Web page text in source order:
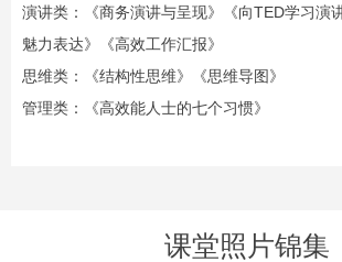
演讲类：《商务演讲与呈现》《向TED学习演
魅力表达》《高效工作汇报》
思维类：《结构性思维》《思维导图》
管理类：《高效能人士的七个习惯》
课堂照片锦集